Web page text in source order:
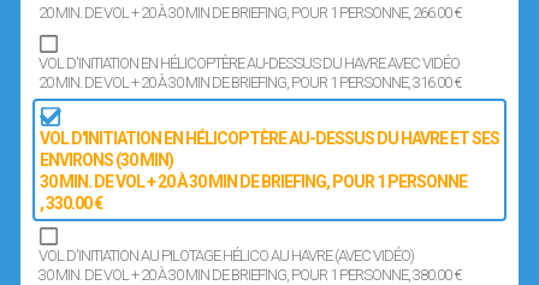
20 MIN. DE VOL + 20 À 30 MIN DE BRIEFING, POUR 1 PERSONNE, 266.00 €
VOL D'INITIATION EN HÉLICOPTÈRE AU-DESSUS DU HAVRE AVEC VIDÉO
20 MIN. DE VOL + 20 À 30 MIN DE BRIEFING, POUR 1 PERSONNE, 316.00 €
VOL D'INITIATION EN HÉLICOPTÈRE AU-DESSUS DU HAVRE ET SES
ENVIRONS (30 MIN)
30 MIN. DE VOL + 20 À 30 MIN DE BRIEFING, POUR 1 PERSONNE
, 330.00 €
VOL D'INITIATION AU PILOTAGE HÉLICO AU HAVRE (AVEC VIDÉO)
30 MIN. DE VOL + 20 À 30 MIN DE BRIEFING, POUR 1 PERSONNE, 380.00 €